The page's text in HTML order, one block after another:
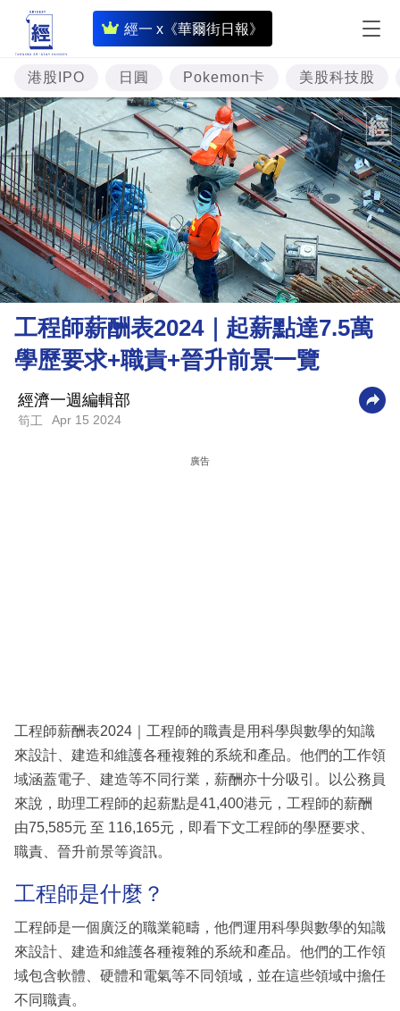
經一 x《華爾街日報》
即
時
財
經
專
題
投
資
樓
市
理
財
商
業
科
港股IPO 日圓 Pokemon卡 美股科技股
工程師薪酬表2024｜起薪點達7.5萬
學歷要求+職責+晉升前景一覽
經濟一週編輯部
筍工 Apr 15 2024
廣告
工程師薪酬表2024｜工程師的職責是用科學與數學的知識
來設計、建造和維護各種複雜的系統和產品。他們的工作領
域涵蓋電子、建造等不同行業，薪酬亦十分吸引。以公務員
來說，助理工程師的起薪點是41,400港元，工程師的薪酬
由75,585元 至 116,165元，即看下文工程師的學歷要求、
職責、晉升前景等資訊。
工程師是什麼？
工程師是一個廣泛的職業範疇，他們運用科學與數學的知識
來設計、建造和維護各種複雜的系統和產品。他們的工作領
域包含軟體、硬體和電氣等不同領域，並在這些領域中擔任
不同職責。